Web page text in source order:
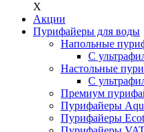
X
Акции
Пурифайеры для воды
Напольные
С
Настольные
С
Премиум
Пурифайеры
Пурифайеры